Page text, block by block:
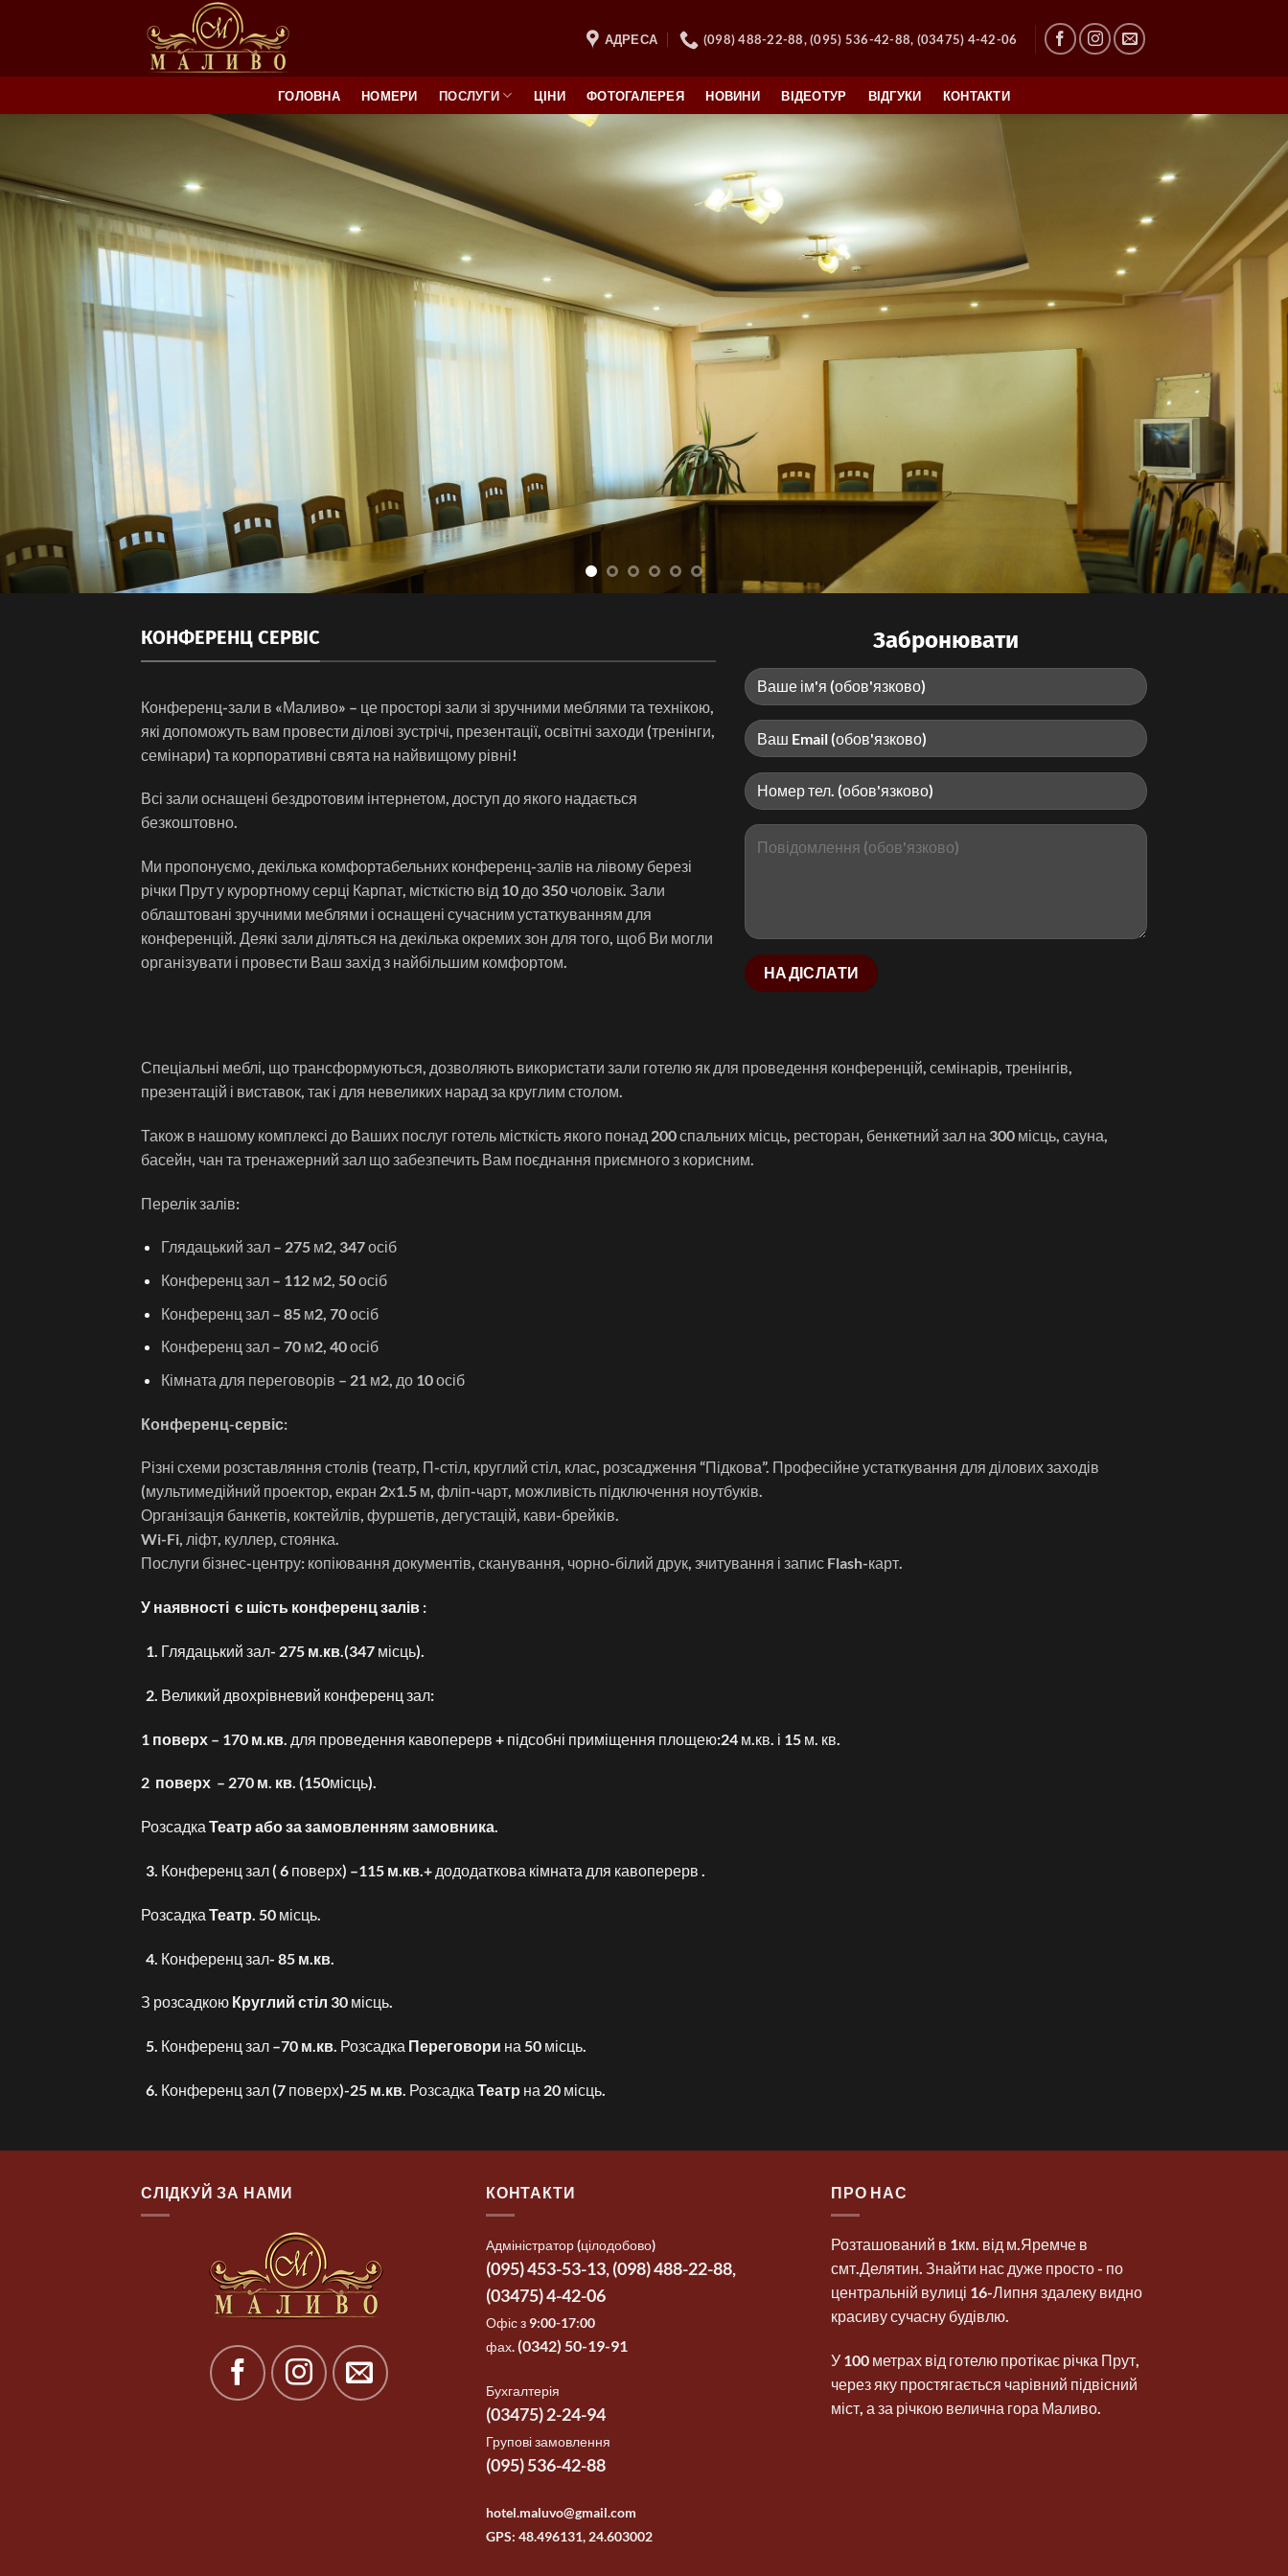
АДРЕСА (098) 488-22-88, (095) 536-42-88, (03475) 4-42-06
ГОЛОВНА НОМЕРИ ПОСЛУГИ ЦІНИ ФОТОГАЛЕРЕЯ НОВИНИ ВІДЕОТУР ВІДГУКИ КОНТАКТИ
КОНФЕРЕНЦ СЕРВІС
Конференц-зали в «Маливо» – це просторі зали зі зручними меблями та технікою,
які допоможуть вам провести ділові зустрічі, презентації, освітні заходи (тренінги,
семінари) та корпоративні свята на найвищому рівні!
Всі зали оснащені бездротовим інтернетом, доступ до якого надається
безкоштовно.
Ми пропонуємо, декілька комфортабельних конференц-залів на лівому березі
річки Прут у курортному серці Карпат, місткістю від 10 до 350 чоловік. Зали
облаштовані зручними меблями і оснащені сучасним устаткуванням для
конференцій. Деякі зали діляться на декілька окремих зон для того, щоб Ви могли
організувати і провести Ваш захід з найбільшим комфортом.
Забронювати
Спеціальні меблі, що трансформуються, дозволяють використати зали готелю як для проведення конференцій, семінарів, тренінгів,
презентацій і виставок, так і для невеликих нарад за круглим столом.
Також в нашому комплексі до Ваших послуг готель місткість якого понад 200 спальних місць, ресторан, бенкетний зал на 300 місць, сауна,
басейн, чан та тренажерний зал що забезпечить Вам поєднання приємного з корисним.
Перелік залів:
Глядацький зал – 275 м2, 347 осіб
Конференц зал – 112 м2, 50 осіб
Конференц зал – 85 м2, 70 осіб
Конференц зал – 70 м2, 40 осіб
Кімната для переговорів – 21 м2, до 10 осіб
Конференц-сервіс:
Різні схеми розставляння столів (театр, П-стіл, круглий стіл, клас, розсадження “Підкова”. Професійне устаткування для ділових заходів
(мультимедійний проектор, екран 2х1.5 м, фліп-чарт, можливість підключення ноутбуків.
Організація банкетів, коктейлів, фуршетів, дегустацій, кави-брейків.
Wi-Fi, ліфт, куллер, стоянка.
Послуги бізнес-центру: копіювання документів, сканування, чорно-білий друк, зчитування і запис Flash-карт.
У наявності є шість конференц залів :
Глядацький зал- 275 м.кв.(347 місць).
Великий двохрівневий конференц зал:
1 поверх – 170 м.кв. для проведення кавоперерв + підсобні приміщення площею:24 м.кв. і 15 м. кв.
2 поверх – 270 м. кв. (150місць).
Розсадка Театр або за замовленням замовника.
Конференц зал ( 6 поверх) –115 м.кв.+ дододаткова кімната для кавоперерв .
Розсадка Театр. 50 місць.
Конференц зал- 85 м.кв.
З розсадкою Круглий стіл 30 місць.
Конференц зал –70 м.кв. Розсадка Переговори на 50 місць.
Конференц зал (7 поверх)-25 м.кв. Розсадка Театр на 20 місць.
СЛІДКУЙ ЗА НАМИ КОНТАКТИ
Адміністратор (цілодобово)
(‎095) 453-53-13,(‎098) 488-22-88,
(03475) 4-42-06
Офіс з 9:00-17:00
фах.‎(0342) 50-19-91
Бухгалтерія
(‎03475) 2-24-94
Групові замовлення
(‎095) 536-42-88
hotel.maluvo@gmail.com
GPS: 48.496131, 24.603002
ПРО НАС
Розташований в 1км. від м.Яремче в
смт.Делятин. Знайти нас дуже просто - по
центральній вулиці 16-Липня здалеку видно
красиву сучасну будівлю.
У 100 метрах від готелю протікає річка Прут,
через яку простягається чарівний підвісний
міст, а за річкою велична гора Маливо.